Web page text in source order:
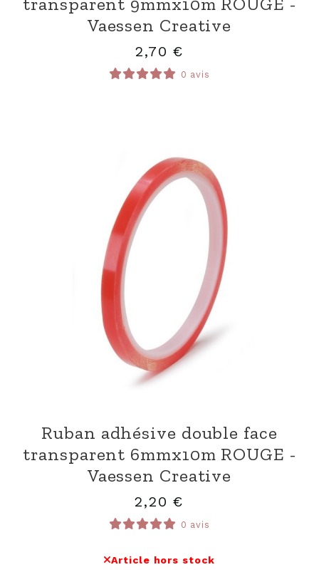
Vaessen Creative
2,70 €
0 avis
Ruban adhésive double face
transparent 6mmx10m ROUGE -
Vaessen Creative
2,20 €
0 avis
Article hors stock